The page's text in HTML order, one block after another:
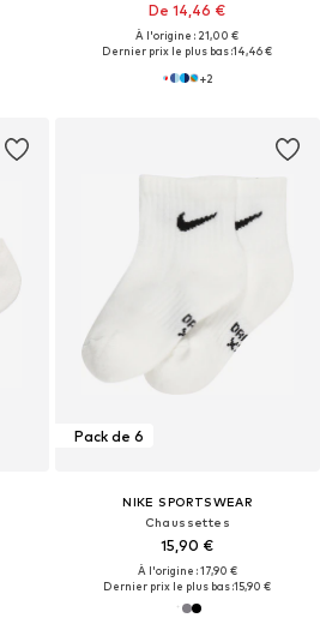
De 14,46 €
À l'origine : 21,00 €
Dernier prix le plus bas :14,46 €
+2
Pack de 6
NIKE SPORTSWEAR
Chaussettes
15,90 €
À l'origine : 17,90 €
Dernier prix le plus bas :15,90 €